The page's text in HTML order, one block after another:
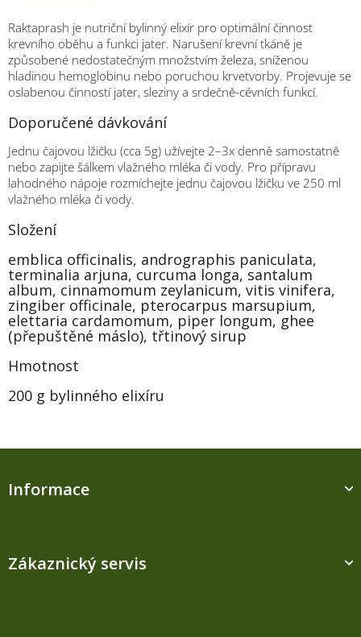
Raktaprash je nutriční bylinný elixír pro optimální činnost
krevního oběhu a funkci jater. Narušení krevní tkáně je
způsobené nedostatečným množstvím železa, sníženou
hladinou hemoglobinu nebo poruchou krvetvorby. Projevuje se
oslabenou činností jater, sleziny a srdečně-cévních funkcí.
Doporučené dávkování
Jednu čajovou lžičku (cca 5g) užívejte 2–3x denně samostatně
nebo zapijte šálkem vlažného mléka či vody. Pro přípravu
lahodného nápoje rozmíchejte jednu čajovou lžičku ve 250 ml
vlažného mléka či vody.
Složení
emblica officinalis, andrographis paniculata,
terminalia arjuna, curcuma longa, santalum
album, cinnamomum zeylanicum, vitis vinifera,
zingiber officinale, pterocarpus marsupium,
elettaria cardamomum, piper longum, ghee
(přepuštěné máslo), třtinový sirup
Hmotnost
200 g bylinného elixíru
Z
Informace
Zákaznický servis